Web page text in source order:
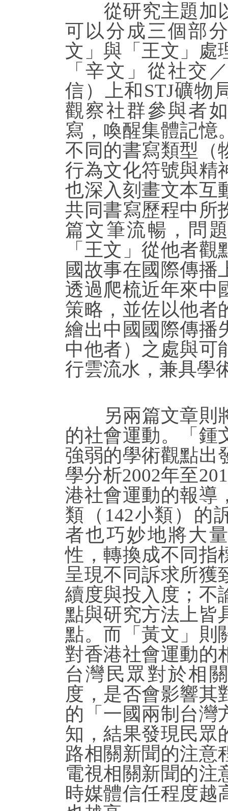
從研究主題加
可以分成三個部
文」與「王文」處
「辛文」從社交
信）上和STJ礦物
觀察社群參與者
寫，喚醒集體記憶
不同的書寫類型（
行為文化符號與精
也深入刻畫文本互
共同書寫歷程中所
篇文筆流暢，問
「王文」從他者
國故事在國際傳播
透過爬梳近年來中
策略，並佐以他者
繪出中國國際傳播
中他者）之處與可
行雲流水，兼具學
另兩篇文章則
的社會運動。「鍾
強弱的學術觀點出
學分析2002年至
港社會運動的報導
類（142小類）的
者也巧妙地將大
性，轉換成不同指
呈現不同訴求所獲
續度與投入度；不
點與研究方法上皆
點。而「黃文」則
對香港社會運動的
台灣民眾對於相
度，是否會影響其
的「一國兩制台灣
知，結果發現民眾
路相關新聞的注意
電視相關新聞的注
時媒體信任程度越